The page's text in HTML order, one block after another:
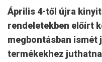
Április 4-től újra kinyit
rendeletekben előírt
megbontásban ismét
termékekhez